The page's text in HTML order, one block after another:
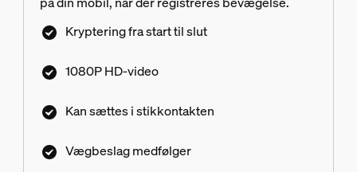
Kryptering fra start til slut
1080P HD-video
Kan sættes i stikkontakten
Vægbeslag medfølger